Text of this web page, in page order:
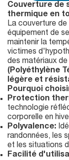
Couverture de
thermique en
La couverture de
équipement de
maintenir la
victimes
des matériaux
(Polyéthylène
légère et
Pourquoi
Protection
technologie
corporelle en
Polyvalence:
randonnées, les
et les situations
Facilité